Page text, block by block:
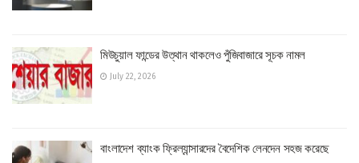
মিউচুয়াল ফান্ডের উত্থান থাকলেও পুঁজিবাজারে সূচক নামল
July 22, 2026
বাংলাদেশ ব্যাংক ফ্রিল্যান্সারদের বৈদেশিক লেনদেন সহজ করেছে